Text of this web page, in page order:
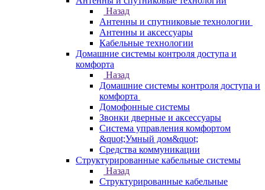
Назад
Антенны и спутниковые технологии
Антенны и аксессуары
Кабельные технологии
Домашние системы контроля доступа и
комфорта
Назад
Домашние системы контроля доступа и
комфорта
Домофонные системы
Звонки дверные и аксессуары
Система управления комфортом
&quot;Умный дом&quot;
Средства коммуникации
Структурированные кабельные системы
Назад
Структурированные кабельные